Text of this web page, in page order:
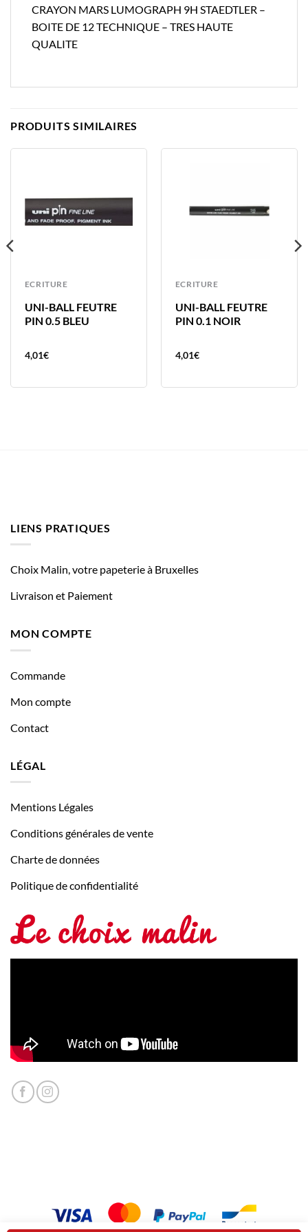
CRAYON MARS LUMOGRAPH 9H STAEDTLER –
BOITE DE 12 TECHNIQUE – TRES HAUTE
QUALITE
PRODUITS SIMILAIRES
ECRITURE
UNI-BALL FEUTRE
PIN 0.5 BLEU
4,01€
ECRITURE
UNI-BALL FEUTRE
PIN 0.1 NOIR
4,01€
LIENS PRATIQUES
Choix Malin, votre papeterie à Bruxelles
Livraison et Paiement
MON COMPTE
Commande
Mon compte
Contact
LÉGAL
Mentions Légales
Conditions générales de vente
Charte de données
Politique de confidentialité